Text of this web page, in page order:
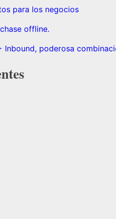
para los negocios
offline.
Inbound, poderosa